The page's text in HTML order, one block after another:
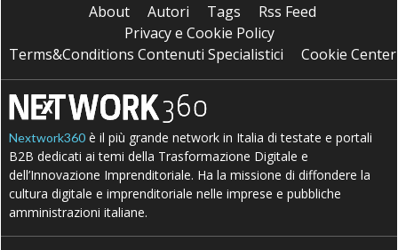
About Autori Tags
Rss Feed
Privacy e Cookie Policy
Terms&Conditions Contenuti Specialistici
Cookie Center
Nextwork360 è il più grande network in Italia di testate e portali
B2B dedicati ai temi della Trasformazione Digitale e
dell’Innovazione Imprenditoriale. Ha la missione di diffondere la
cultura digitale e imprenditoriale nelle imprese e pubbliche
amministrazioni italiane.